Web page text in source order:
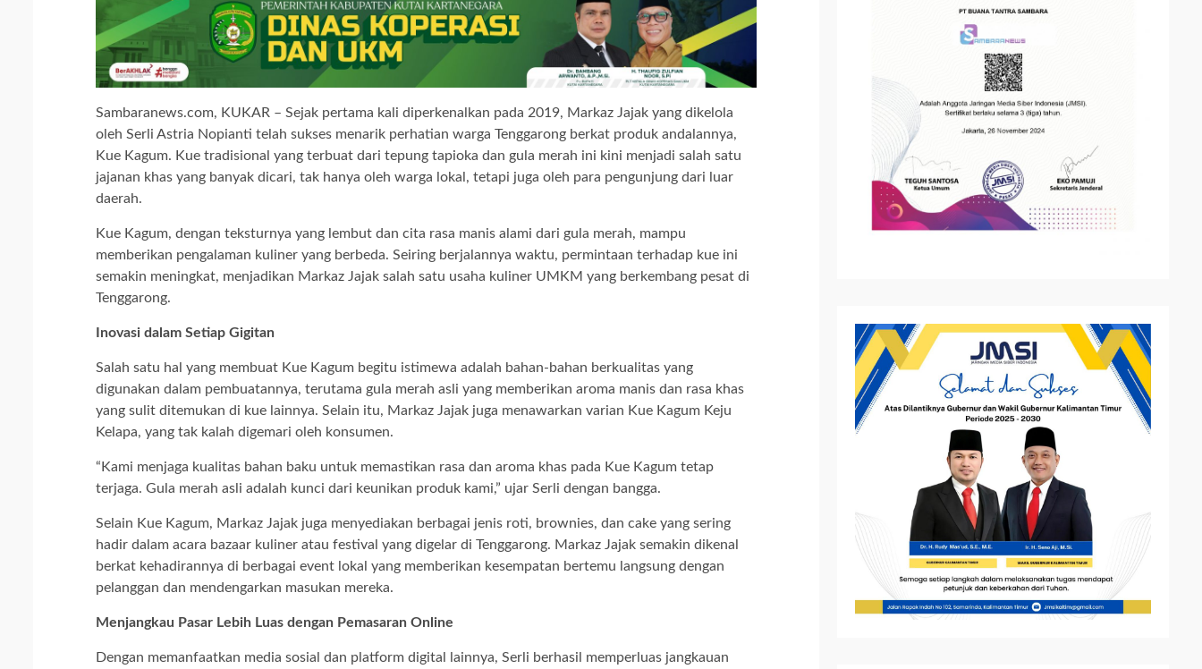
Sambaranews.com, KUKAR – Sejak pertama kali diperkenalkan pada 2019, Markaz Jajak yang dikelola
oleh Serli Astria Nopianti telah sukses menarik perhatian warga Tenggarong berkat produk andalannya,
Kue Kagum. Kue tradisional yang terbuat dari tepung tapioka dan gula merah ini kini menjadi salah satu
jajanan khas yang banyak dicari, tak hanya oleh warga lokal, tetapi juga oleh para pengunjung dari luar
daerah.
Kue Kagum, dengan teksturnya yang lembut dan cita rasa manis alami dari gula merah, mampu
memberikan pengalaman kuliner yang berbeda. Seiring berjalannya waktu, permintaan terhadap kue ini
semakin meningkat, menjadikan Markaz Jajak salah satu usaha kuliner UMKM yang berkembang pesat di
Tenggarong.
Inovasi dalam Setiap Gigitan
Salah satu hal yang membuat Kue Kagum begitu istimewa adalah bahan-bahan berkualitas yang
digunakan dalam pembuatannya, terutama gula merah asli yang memberikan aroma manis dan rasa khas
yang sulit ditemukan di kue lainnya. Selain itu, Markaz Jajak juga menawarkan varian Kue Kagum Keju
Kelapa, yang tak kalah digemari oleh konsumen.
“Kami menjaga kualitas bahan baku untuk memastikan rasa dan aroma khas pada Kue Kagum tetap
terjaga. Gula merah asli adalah kunci dari keunikan produk kami,” ujar Serli dengan bangga.
Selain Kue Kagum, Markaz Jajak juga menyediakan berbagai jenis roti, brownies, dan cake yang sering
hadir dalam acara bazaar kuliner atau festival yang digelar di Tenggarong. Markaz Jajak semakin dikenal
berkat kehadirannya di berbagai event lokal yang memberikan kesempatan bertemu langsung dengan
pelanggan dan mendengarkan masukan mereka.
Menjangkau Pasar Lebih Luas dengan Pemasaran Online
Dengan memanfaatkan media sosial dan platform digital lainnya, Serli berhasil memperluas jangkauan